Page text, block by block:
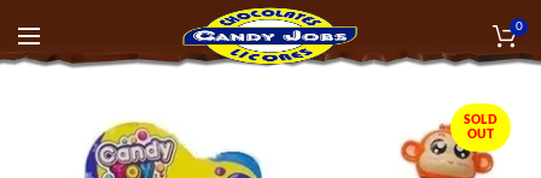
0
SOLD
OUT